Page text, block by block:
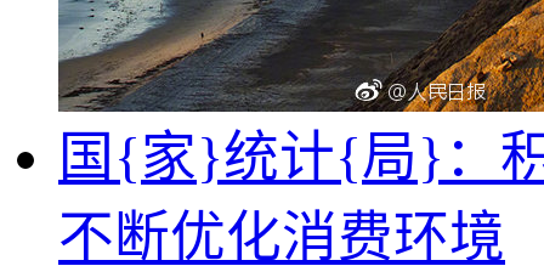
国{家}统计{局}：
不断优化消费环境